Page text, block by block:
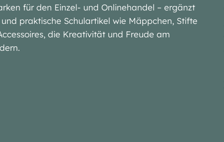
für den Einzel- und Onlinehandel – ergänzt
praktische Schulartikel wie Mäppchen, Stifte
die Kreativität und Freude am